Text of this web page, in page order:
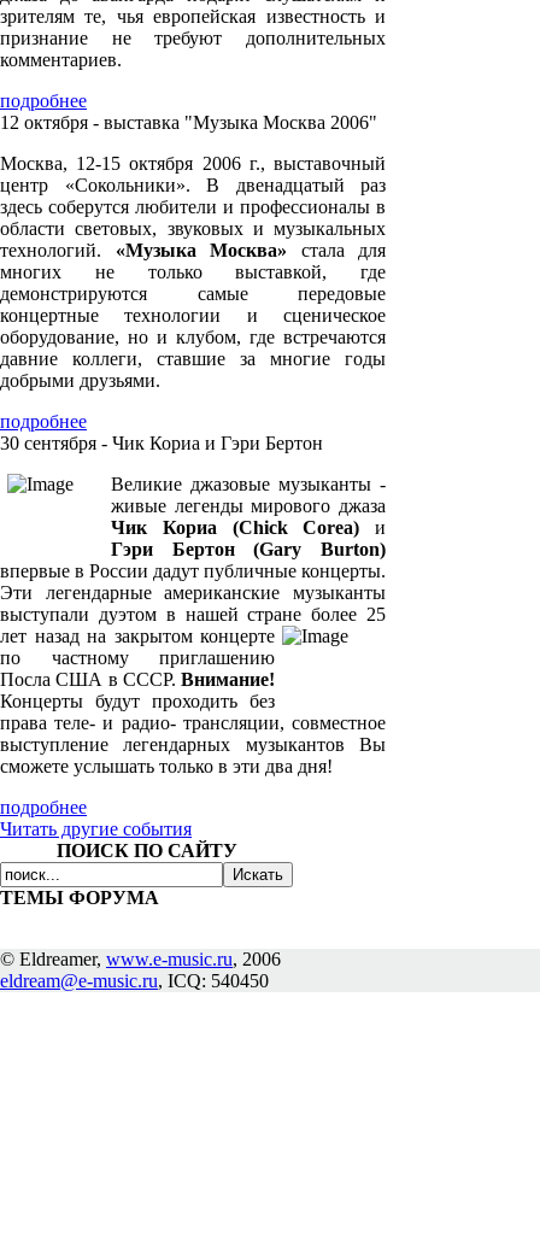
зрителям те, чья европейская известность и
признание не требуют дополнительных
комментариев.
подробнее
12 октября - выставка "Музыка Москва 2006"
Москва, 12-15 октября 2006 г., выставочный
центр «Сокольники». В двенадцатый раз
здесь соберутся любители и профессионалы в
области световых, звуковых и музыкальных
технологий. «Музыка Москва» стала для
многих не только выставкой, где
демонстрируются самые передовые
концертные технологии и сценическое
оборудование, но и клубом, где встречаются
давние коллеги, ставшие за многие годы
добрыми друзьями.
подробнее
30 сентября - Чик Кориа и Гэри Бертон
Великие джазовые музыканты -
живые легенды мирового джаза
Чик Кориа (Chick Corea) и
Гэри Бертон (Gary Burton)
впервые в России дадут публичные концерты.
Эти легендарные американские музыканты
выступали дуэтом в нашей стране более 25
лет назад на закрытом концерте
по частному приглашению
Посла США в СССР. Внимание!
Концерты будут проходить без
права теле- и радио- трансляции, совместное
выступление легендарных музыкантов Вы
сможете услышать только в эти два дня!
подробнее
Читать другие события
ПОИСК ПО САЙТУ
ТЕМЫ ФОРУМА
© Eldreamer, www.e-music.ru, 2006
eldream@e-music.ru, ICQ: 540450